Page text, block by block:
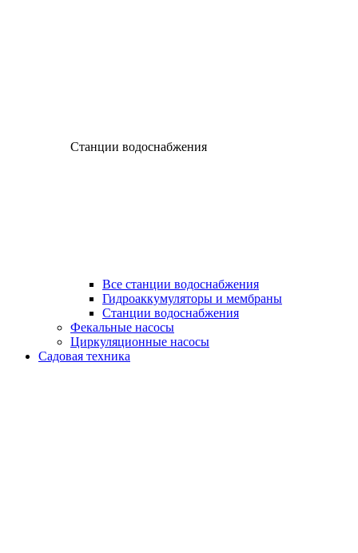
Станции водоснабжения
Все станции водоснабжения
Гидроаккумуляторы и мембраны
Станции водоснабжения
Фекальные насосы
Циркуляционные насосы
Садовая техника